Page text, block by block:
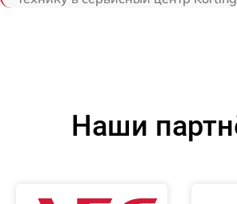
Наши